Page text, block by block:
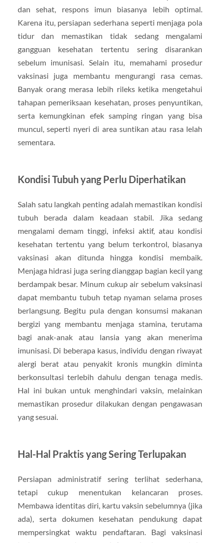
dan sehat, respons imun biasanya lebih optimal.
Karena itu, persiapan sederhana seperti menjaga pola
tidur dan memastikan tidak sedang mengalami
gangguan kesehatan tertentu sering disarankan
sebelum imunisasi. Selain itu, memahami prosedur
vaksinasi juga membantu mengurangi rasa cemas.
Banyak orang merasa lebih rileks ketika mengetahui
tahapan pemeriksaan kesehatan, proses penyuntikan,
serta kemungkinan efek samping ringan yang bisa
muncul, seperti nyeri di area suntikan atau rasa lelah
sementara.
Kondisi Tubuh yang Perlu Diperhatikan
Salah satu langkah penting adalah memastikan kondisi
tubuh berada dalam keadaan stabil. Jika sedang
mengalami demam tinggi, infeksi aktif, atau kondisi
kesehatan tertentu yang belum terkontrol, biasanya
vaksinasi akan ditunda hingga kondisi membaik.
Menjaga hidrasi juga sering dianggap bagian kecil yang
berdampak besar. Minum cukup air sebelum vaksinasi
dapat membantu tubuh tetap nyaman selama proses
berlangsung. Begitu pula dengan konsumsi makanan
bergizi yang membantu menjaga stamina, terutama
bagi anak-anak atau lansia yang akan menerima
imunisasi. Di beberapa kasus, individu dengan riwayat
alergi berat atau penyakit kronis mungkin diminta
berkonsultasi terlebih dahulu dengan tenaga medis.
Hal ini bukan untuk menghindari vaksin, melainkan
memastikan prosedur dilakukan dengan pengawasan
yang sesuai.
Hal-Hal Praktis yang Sering Terlupakan
Persiapan administratif sering terlihat sederhana,
tetapi cukup menentukan kelancaran proses.
Membawa identitas diri, kartu vaksin sebelumnya (jika
ada), serta dokumen kesehatan pendukung dapat
mempersingkat waktu pendaftaran. Bagi vaksinasi